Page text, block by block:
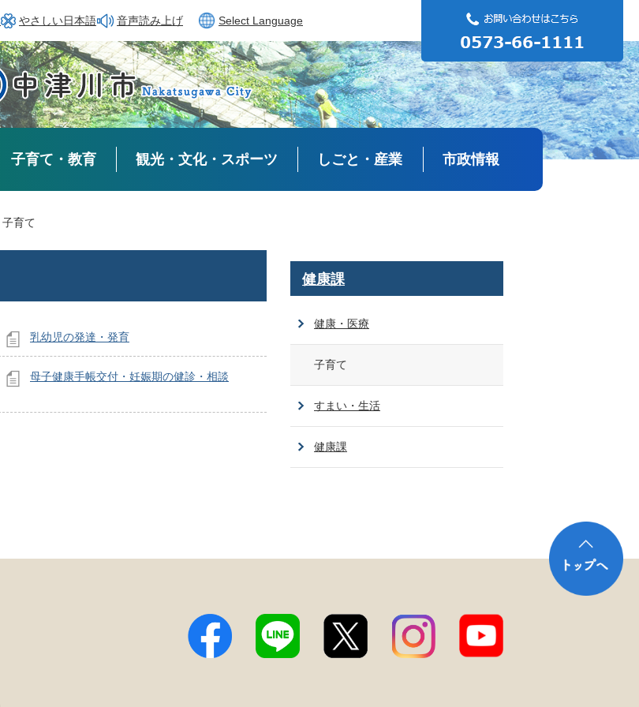
やさしい日本語 音声読み上げ Select Language
子育て・教育 観光・文化・スポーツ しごと・産業 市政情報
子育て
乳幼児の発達・発育
母子健康手帳交付・妊娠期の健診・相談
健康課
健康・医療
子育て
すまい・生活
健康課